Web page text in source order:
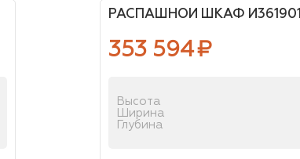
РАСПАШНОЙ ШКАФ И361901
353 594₽
Высота
Ширина
Глубина